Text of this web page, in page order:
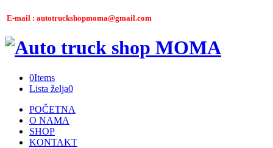
E-mail : autotruckshopmoma@gmail.com
0Items
Lista želja0
POČETNA
O NAMA
SHOP
KONTAKT